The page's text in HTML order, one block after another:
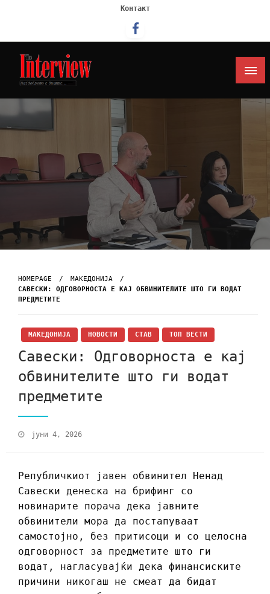
Контакт
Интервју
HOMEPAGE
МАКЕДОНИЈА
САВЕСКИ: ОДГОВОРНОСТА Е КАЈ ОБВИНИТЕЛИТЕ ШТО ГИ ВОДАТ
ПРЕДМЕТИТЕ
МАКЕДОНИЈА НОВОСТИ СТАВ ТОП ВЕСТИ
Савески: Одговорноста е кај
обвинителите што ги водат
предметите
јуни 4, 2026
Републичкиот јавен обвинител Ненад
Савески денеска на брифинг со
новинарите порача дека јавните
обвинители мора да постапуваат
самостојно, без притисоци и со целосна
одговорност за предметите што ги
водат, нагласувајќи дека финансиските
причини никогаш не смеат да бидат